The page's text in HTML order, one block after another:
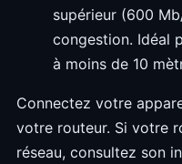
supérieur (600
congestion. Idéal
à moins de 10
Connectez votre
votre routeur. Si votre
réseau, consultez son